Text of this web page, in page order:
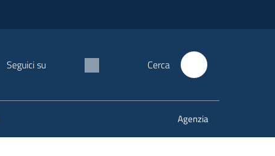
Seguici su Cerca
Agenzia